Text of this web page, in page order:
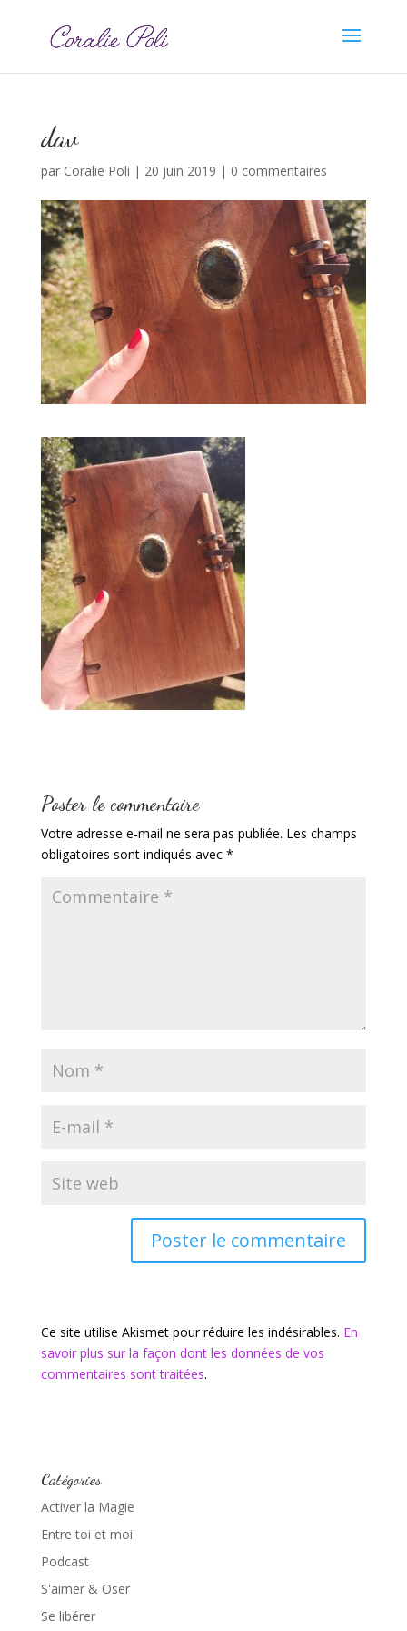
dav
par Coralie Poli | 20 juin 2019 | 0 commentaires
Poster le commentaire
Votre adresse e-mail ne sera pas publiée. Les champs
obligatoires sont indiqués avec *
Ce site utilise Akismet pour réduire les indésirables. En
savoir plus sur la façon dont les données de vos
commentaires sont traitées.
Catégories
Activer la Magie
Entre toi et moi
Podcast
S'aimer & Oser
Se libérer